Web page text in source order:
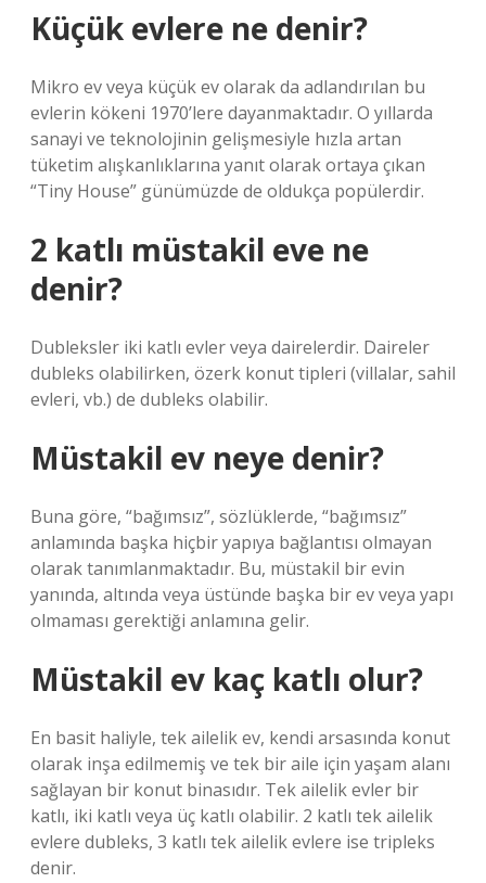
Küçük evlere ne denir?
Mikro ev veya küçük ev olarak da adlandırılan bu
evlerin kökeni 1970’lere dayanmaktadır. O yıllarda
sanayi ve teknolojinin gelişmesiyle hızla artan
tüketim alışkanlıklarına yanıt olarak ortaya çıkan
“Tiny House” günümüzde de oldukça popülerdir.
2 katlı müstakil eve ne
denir?
Dubleksler iki katlı evler veya dairelerdir. Daireler
dubleks olabilirken, özerk konut tipleri (villalar, sahil
evleri, vb.) de dubleks olabilir.
Müstakil ev neye denir?
Buna göre, “bağımsız”, sözlüklerde, “bağımsız”
anlamında başka hiçbir yapıya bağlantısı olmayan
olarak tanımlanmaktadır. Bu, müstakil bir evin
yanında, altında veya üstünde başka bir ev veya yapı
olmaması gerektiği anlamına gelir.
Müstakil ev kaç katlı olur?
En basit haliyle, tek ailelik ev, kendi arsasında konut
olarak inşa edilmemiş ve tek bir aile için yaşam alanı
sağlayan bir konut binasıdır. Tek ailelik evler bir
katlı, iki katlı veya üç katlı olabilir. 2 katlı tek ailelik
evlere dubleks, 3 katlı tek ailelik evlere ise tripleks
denir.